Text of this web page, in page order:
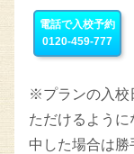
電話で入校予約
0120-459-777
※プランの入校
ただけるよう
中した場合は